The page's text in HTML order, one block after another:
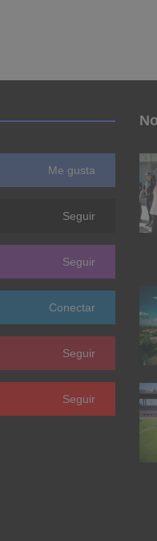
Me gusta
Seguir
Seguir
Conectar
Seguir
Seguir